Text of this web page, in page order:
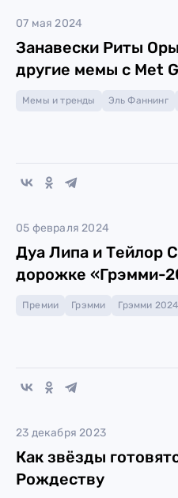
07 мая 2024
Занавески Риты
другие мемы с Met
Мемы и тренды Эль Фаннинг
05 февраля 2024
Дуа Липа и Тейлор
дорожке «Грэмми-
Премии Грэмми Грэмми 2024
23 декабря 2023
Как звёзды
Рождеству